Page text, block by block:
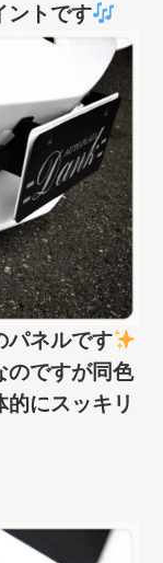
ントです
パネルです
のですが同色
にスッキリ